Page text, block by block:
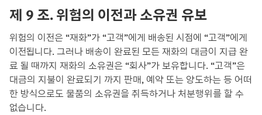
제 9 조. 위험의 이전과 소유권 유보
위험의 이전은 “재화”가 “고객”에게 배송된 시점에 “고객”에게
이전됩니다. 그러나 배송이 완료된 모든 재화의 대금이 지급 완
료 될 때까지 재화의 소유권은 “회사”가 보유합니다. “고객”은
대금의 지불이 완료되기 까지 판매, 예약 또는 양도하는 등 어떠
한 방식으로도 물품의 소유권을 취득하거나 처분행위를 할 수
없습니다.